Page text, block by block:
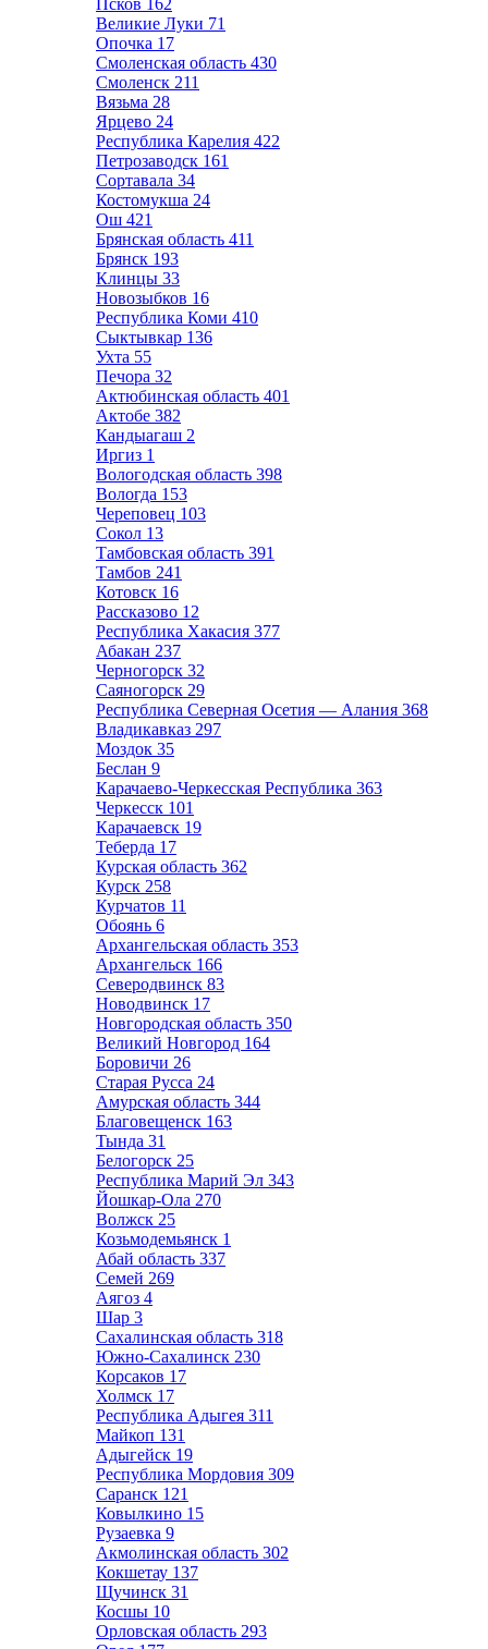
Псков 162
Великие Луки 71
Опочка 17
Смоленская область 430
Смоленск 211
Вязьма 28
Ярцево 24
Республика Карелия 422
Петрозаводск 161
Сортавала 34
Костомукша 24
Ош 421
Брянская область 411
Брянск 193
Клинцы 33
Новозыбков 16
Республика Коми 410
Сыктывкар 136
Ухта 55
Печора 32
Актюбинская область 401
Актобе 382
Кандыагаш 2
Иргиз 1
Вологодская область 398
Вологда 153
Череповец 103
Сокол 13
Тамбовская область 391
Тамбов 241
Котовск 16
Рассказово 12
Республика Хакасия 377
Абакан 237
Черногорск 32
Саяногорск 29
Республика Северная Осетия — Алания 368
Владикавказ 297
Моздок 35
Беслан 9
Карачаево-Черкесская Республика 363
Черкесск 101
Карачаевск 19
Теберда 17
Курская область 362
Курск 258
Курчатов 11
Обоянь 6
Архангельская область 353
Архангельск 166
Северодвинск 83
Новодвинск 17
Новгородская область 350
Великий Новгород 164
Боровичи 26
Старая Русса 24
Амурская область 344
Благовещенск 163
Тында 31
Белогорск 25
Республика Марий Эл 343
Йошкар-Ола 270
Волжск 25
Козьмодемьянск 1
Абай область 337
Семей 269
Аягоз 4
Шар 3
Сахалинская область 318
Южно-Сахалинск 230
Корсаков 17
Холмск 17
Республика Адыгея 311
Майкоп 131
Адыгейск 19
Республика Мордовия 309
Саранск 121
Ковылкино 15
Рузаевка 9
Акмолинская область 302
Кокшетау 137
Щучинск 31
Косшы 10
Орловская область 293